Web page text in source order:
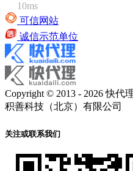
10ms
可信网站
诚信示范单位
Copyright © 2013 - 2026 快代
积善科技（北京）有限公司
关注或联系我们